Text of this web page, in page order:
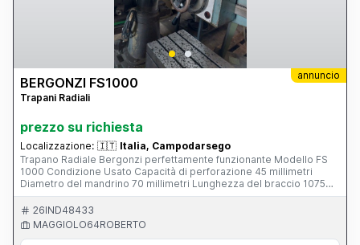
annuncio
BERGONZI FS1000
Trapani Radiali
prezzo su richiesta
Localizzazione: 🇮🇹 Italia, Campodarsego
Trapano Radiale Bergonzi perfettamente funzionante Modello FS
1000 Condizione Usato Capacità di perforazione 45 millimetri
Diametro del mandrino 70 millimetri Lunghezza del braccio 1075
millimetri Velocità del mandrino da 60 giri al minuto a 1350 giri al
minuto Cono del mandrino MT 4 Corsa di avanzamento del
mandrino 220 millimetri Velocità di avanzamento del mandrino da
0,06 mm/giro a 0,22 mm/giro Corsa verticale del braccio 490
26IND48433
MAGGIOLO64ROBERTO